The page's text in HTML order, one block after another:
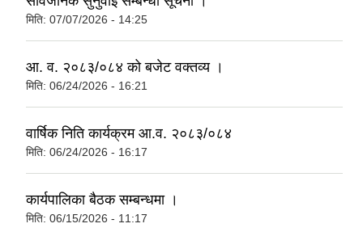
मिति: 07/07/2026 - 14:25
आ. व. २०८३/०८४ को बजेट वक्तव्य ।
मिति: 06/24/2026 - 16:21
वार्षिक निति कार्यक्रम आ.व. २०८३/०८४
मिति: 06/24/2026 - 16:17
कार्यपालिका बैठक सम्बन्धमा ।
मिति: 06/15/2026 - 11:17